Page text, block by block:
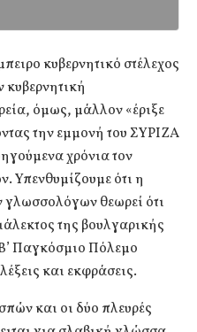
κυβερνητικό στέλεχος
κυβερνητική
όμως, μάλλον «έριξε
την εμμονή του ΣΥΡΙΖΑ
χρόνια τον
Υπενθυμίζουμε ότι η
γλωσσολόγων θεωρεί ότι
της βουλγαρικής
Παγκόσμιο Πόλεμο
και εκφράσεις.
και οι δύο πλευρές